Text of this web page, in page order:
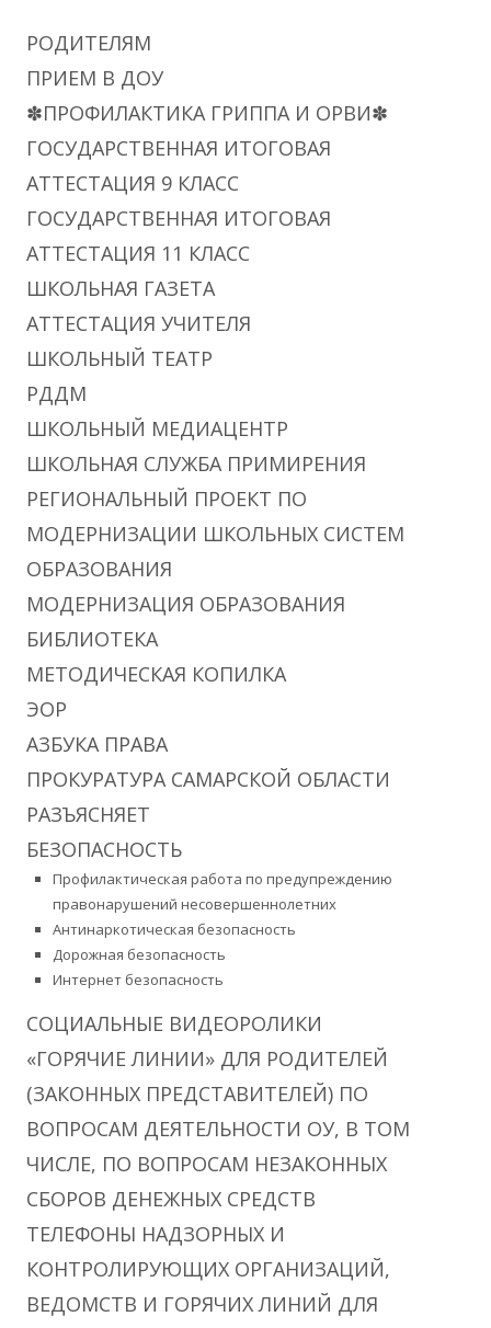
РОДИТЕЛЯМ
ПРИЕМ В ДОУ
✽ПРОФИЛАКТИКА ГРИППА И ОРВИ✽
ГОСУДАРСТВЕННАЯ ИТОГОВАЯ
АТТЕСТАЦИЯ 9 КЛАСС
ГОСУДАРСТВЕННАЯ ИТОГОВАЯ
АТТЕСТАЦИЯ 11 КЛАСС
ШКОЛЬНАЯ ГАЗЕТА
АТТЕСТАЦИЯ УЧИТЕЛЯ
ШКОЛЬНЫЙ ТЕАТР
РДДМ
ШКОЛЬНЫЙ МЕДИАЦЕНТР
ШКОЛЬНАЯ СЛУЖБА ПРИМИРЕНИЯ
РЕГИОНАЛЬНЫЙ ПРОЕКТ ПО
МОДЕРНИЗАЦИИ ШКОЛЬНЫХ СИСТЕМ
ОБРАЗОВАНИЯ
МОДЕРНИЗАЦИЯ ОБРАЗОВАНИЯ
БИБЛИОТЕКА
МЕТОДИЧЕСКАЯ КОПИЛКА
ЭОР
АЗБУКА ПРАВА
ПРОКУРАТУРА САМАРСКОЙ ОБЛАСТИ
РАЗЪЯСНЯЕТ
БЕЗОПАСНОСТЬ
Профилактическая работа по предупреждению
правонарушений несовершеннолетних
Антинаркотическая безопасность
Дорожная безопасность
Интернет безопасность
СОЦИАЛЬНЫЕ ВИДЕОРОЛИКИ
«ГОРЯЧИЕ ЛИНИИ» ДЛЯ РОДИТЕЛЕЙ
(ЗАКОННЫХ ПРЕДСТАВИТЕЛЕЙ) ПО
ВОПРОСАМ ДЕЯТЕЛЬНОСТИ ОУ, В ТОМ
ЧИСЛЕ, ПО ВОПРОСАМ НЕЗАКОННЫХ
СБОРОВ ДЕНЕЖНЫХ СРЕДСТВ
ТЕЛЕФОНЫ НАДЗОРНЫХ И
КОНТРОЛИРУЮЩИХ ОРГАНИЗАЦИЙ,
ВЕДОМСТВ И ГОРЯЧИХ ЛИНИЙ ДЛЯ